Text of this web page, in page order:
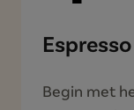
Begin met